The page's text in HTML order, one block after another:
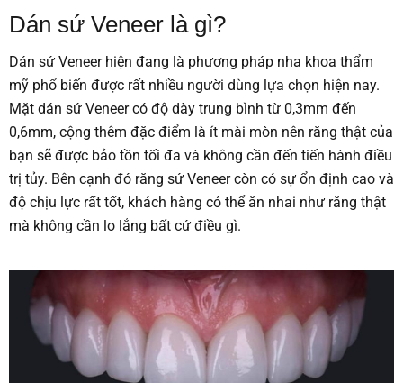
Dán sứ Veneer là gì?
Dán sứ Veneer hiện đang là phương pháp nha khoa thẩm
mỹ phổ biến được rất nhiều người dùng lựa chọn hiện nay.
Mặt dán sứ Veneer có độ dày trung bình từ 0,3mm đến
0,6mm, cộng thêm đặc điểm là ít mài mòn nên răng thật của
bạn sẽ được bảo tồn tối đa và không cần đến tiến hành điều
trị tủy. Bên cạnh đó răng sứ Veneer còn có sự ổn định cao và
độ chịu lực rất tốt, khách hàng có thể ăn nhai như răng thật
mà không cần lo lắng bất cứ điều gì.